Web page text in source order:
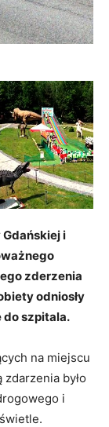
i
zderzenia
odniosły
do szpitala.
na miejscu
było
i